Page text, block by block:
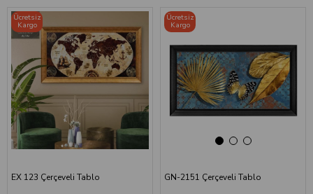
EX 123 Çerçeveli Tablo
Ücretsiz
Kargo
GN-2151 Çerçeveli Tablo
Ücretsiz
Kargo